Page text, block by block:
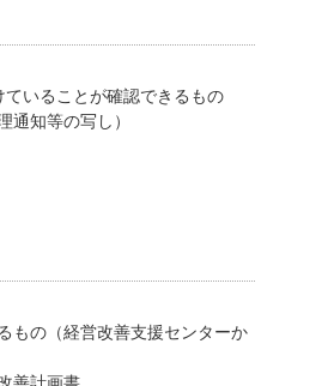
いることが確認できるもの
通知等の写し）
もの（経営改善支援センターか
善計画書